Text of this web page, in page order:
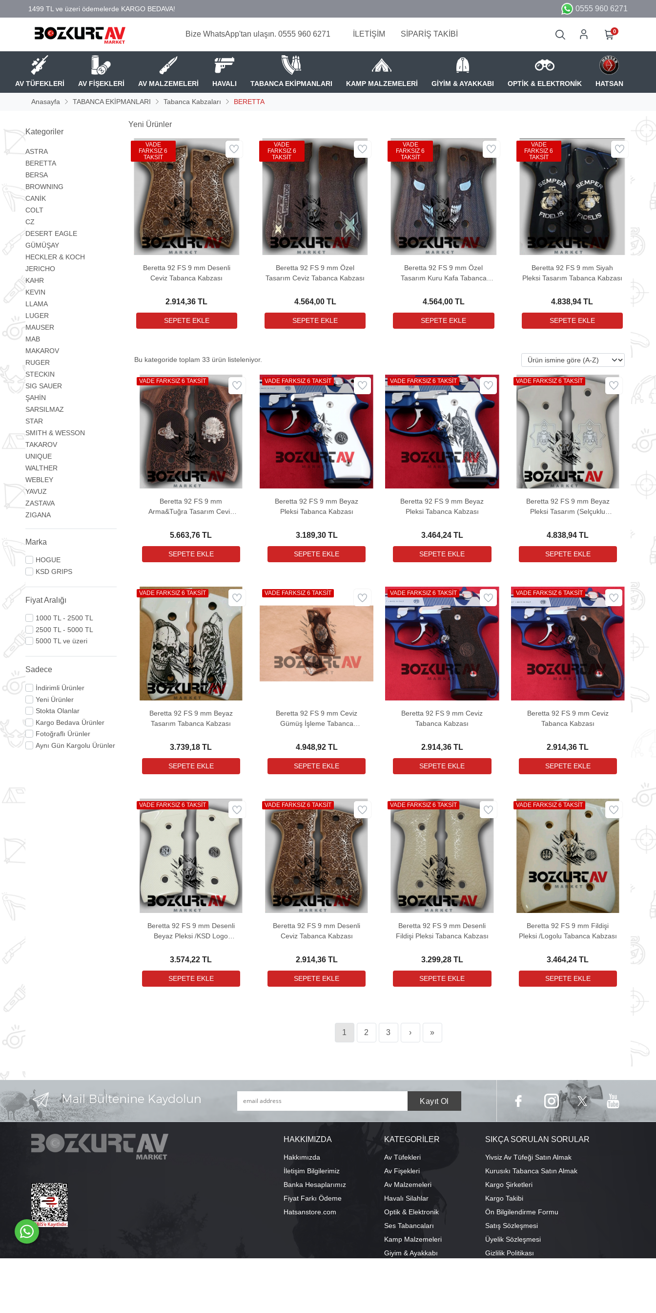
0555 960 6271
Bize WhatsApp'tan ulaşın. 0555 960 6271 İLETİŞİM SİPARİŞ TAKİBİ 0
AV TÜFEKLERİ AV FİŞEKLERİ AV MALZEMELERİ HAVALI TABANCA EKİPMANLARI KAMP MALZEMELERİ GİYİM & AYAKKABI OPTİK & ELEKTRONİK HATSAN
Anasayfa TABANCA EKİPMANLARI Tabanca Kabzaları BERETTA
Kategoriler
ASTRA
BERETTA
BERSA
BROWNING
CANİK
COLT
CZ
DESERT EAGLE
GÜMÜŞAY
HECKLER & KOCH
JERICHO
KAHR
KEVIN
LLAMA
LUGER
MAUSER
MAB
MAKAROV
RUGER
STECKIN
SIG SAUER
ŞAHİN
SARSILMAZ
STAR
SMITH & WESSON
TAKAROV
UNIQUE
WALTHER
WEBLEY
YAVUZ
ZASTAVA
ZIGANA
Marka
HOGUE
KSD GRIPS
Fiyat Aralığı
1000 TL - 2500 TL
2500 TL - 5000 TL
5000 TL ve üzeri
Sadece
İndirimli Ürünler
Yeni Ürünler
Stokta Olanlar
Kargo Bedava Ürünler
Fotoğraflı Ürünler
Aynı Gün Kargolu Ürünler
Yeni Ürünler
Beretta 92 FS 9 mm Desenli
Ceviz Tabanca Kabzası
2.914,36 TL
VADE
FARKSIZ 6
TAKSİT
Beretta 92 FS 9 mm Özel
Tasarım Ceviz Tabanca Kabzası
4.564,00 TL
VADE
FARKSIZ 6
TAKSİT
Beretta 92 FS 9 mm Özel
Tasarım Kuru Kafa Tabanca
4.564,00 TL
VADE
FARKSIZ 6
TAKSİT
Beretta 92 FS 9 mm Siyah
Pleksi Tasarım Tabanca Kabzası
4.838,94 TL
VADE
FARKSIZ 6
TAKSİT
Bu kategoride toplam 33 ürün listeleniyor.
Beretta 92 FS 9 mm
Arma&Tuğra Tasarım Ceviz
5.663,76 TL
VADE FARKSIZ 6 TAKSİT
Beretta 92 FS 9 mm Beyaz
Pleksi Tabanca Kabzası
3.189,30 TL
VADE FARKSIZ 6 TAKSİT
Beretta 92 FS 9 mm Beyaz
Pleksi Tabanca Kabzası
3.464,24 TL
VADE FARKSIZ 6 TAKSİT
Beretta 92 FS 9 mm Beyaz
Pleksi Tasarım (Selçuklu
4.838,94 TL
VADE FARKSIZ 6 TAKSİT
Beretta 92 FS 9 mm Beyaz
Tasarım Tabanca Kabzası
3.739,18 TL
VADE FARKSIZ 6 TAKSİT
Beretta 92 FS 9 mm Ceviz
Gümüş İşleme Tabanca
4.948,92 TL
VADE FARKSIZ 6 TAKSİT
Beretta 92 FS 9 mm Ceviz
Tabanca Kabzası
2.914,36 TL
VADE FARKSIZ 6 TAKSİT
Beretta 92 FS 9 mm Ceviz
Tabanca Kabzası
2.914,36 TL
VADE FARKSIZ 6 TAKSİT
Beretta 92 FS 9 mm Desenli
Beyaz Pleksi /KSD Logo
3.574,22 TL
VADE FARKSIZ 6 TAKSİT
Beretta 92 FS 9 mm Desenli
Ceviz Tabanca Kabzası
2.914,36 TL
VADE FARKSIZ 6 TAKSİT
Beretta 92 FS 9 mm Desenli
Fildişi Pleksi Tabanca Kabzası
3.299,28 TL
VADE FARKSIZ 6 TAKSİT
Beretta 92 FS 9 mm Fildişi
Pleksi /Logolu Tabanca Kabzası
3.464,24 TL
VADE FARKSIZ 6 TAKSİT
1 2 3 › »
HAKKIMIZDA
Hakkımızda
İletişim Bilgilerimiz
Banka Hesaplarımız
Fiyat Farkı Ödeme
Hatsanstore.com
KATEGORİLER
Av Tüfekleri
Av Fişekleri
Av Malzemeleri
Havalı Silahlar
Optik & Elektronik
Ses Tabancaları
Kamp Malzemeleri
Giyim & Ayakkabı
SIKÇA SORULAN SORULAR
Yivsiz Av Tüfeği Satın Almak
Kurusıkı Tabanca Satın Almak
Kargo Şirketleri
Kargo Takibi
Ön Bilgilendirme Formu
Satış Sözleşmesi
Üyelik Sözleşmesi
Gizlilik Politikası